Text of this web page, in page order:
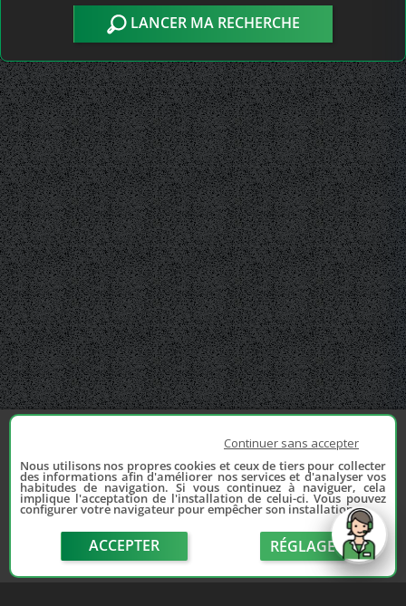
LANCER MA RECHERCHE
Continuer sans accepter
Nous utilisons nos propres cookies et ceux de tiers pour collecter
des informations afin d'améliorer nos services et d'analyser vos
habitudes de navigation. Si vous continuez à naviguer, cela
implique l'acceptation de l'installation de celui-ci. Vous pouvez
configurer votre navigateur pour empêcher son installation.
ACCEPTER RÉGLAGE